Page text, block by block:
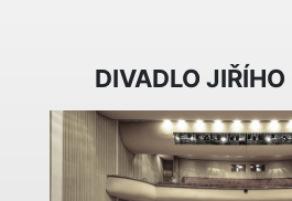
DIVADLO